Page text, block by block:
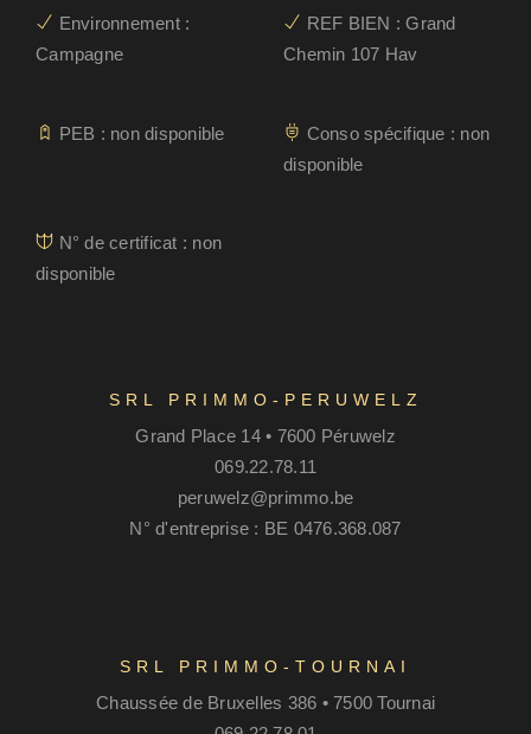
Environnement :
Campagne
REF BIEN : Grand
Chemin 107 Hav
PEB : non disponible
Conso spécifique : non
disponible
N° de certificat : non
disponible
SRL PRIMMO-PERUWELZ
Grand Place 14 • 7600 Péruwelz
069.22.78.11
peruwelz@primmo.be
N° d'entreprise : BE 0476.368.087
SRL PRIMMO-TOURNAI
Chaussée de Bruxelles 386 • 7500 Tournai